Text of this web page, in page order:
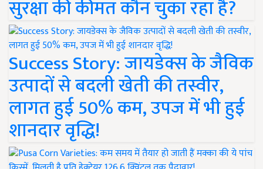
सुरक्षा की कीमत कौन चुका रहा है?
Success Story: जायडेक्स के जैविक
उत्पादों से बदली खेती की तस्वीर,
लागत हुई 50% कम, उपज में भी हुई
शानदार वृद्धि!